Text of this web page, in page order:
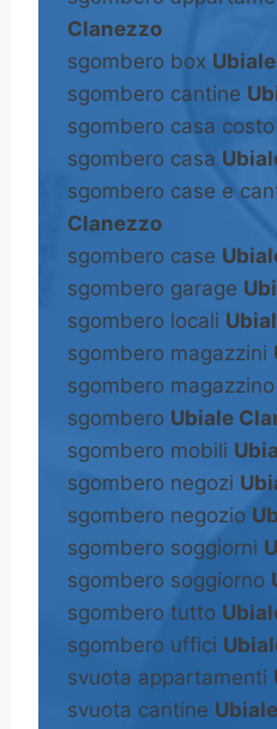
Clanezzo
sgombero box
sgombero cantine
sgombero casa costo
sgombero casa
sgombero case e
Clanezzo
sgombero case
sgombero garage
sgombero locali
sgombero magazzini
sgombero magazzino
sgombero Ubiale
sgombero mobili
sgombero negozi
sgombero negozio
sgombero soggiorni
sgombero soggiorno
sgombero tutto
sgombero uffici
svuota appartamenti
svuota cantine